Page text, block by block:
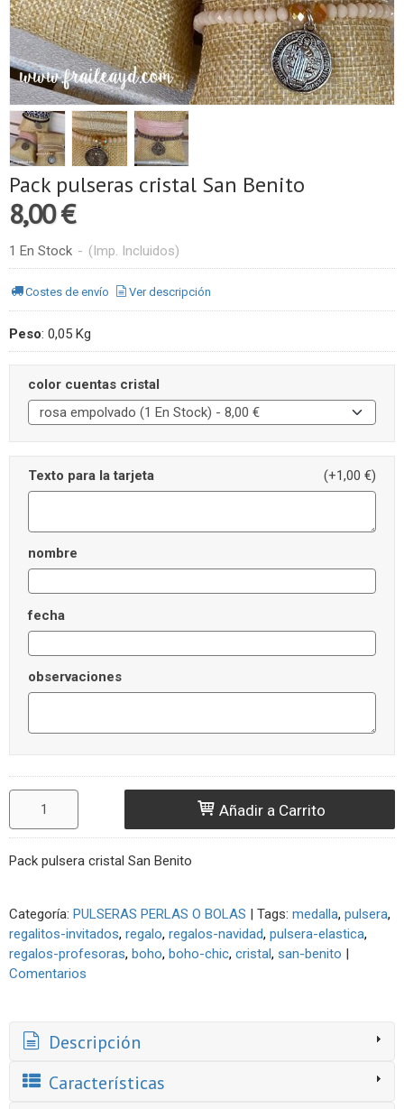
Pack pulseras cristal San Benito
8,00 €
1 En Stock - (Imp. Incluidos)
Costes de envío Ver descripción
Peso: 0,05 Kg
color cuentas cristal
Texto para la tarjeta (+1,00 €)
nombre
fecha
observaciones
Añadir a Carrito
Pack pulsera cristal San Benito
Categoría: PULSERAS PERLAS O BOLAS | Tags: medalla pulsera
regalitos-invitados regalo regalos-navidad pulsera-elastica
regalos-profesoras boho boho-chic cristal san-benito |
Comentarios
Descripción
Características